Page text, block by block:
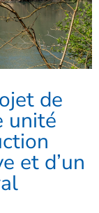
de
unité
et d’un